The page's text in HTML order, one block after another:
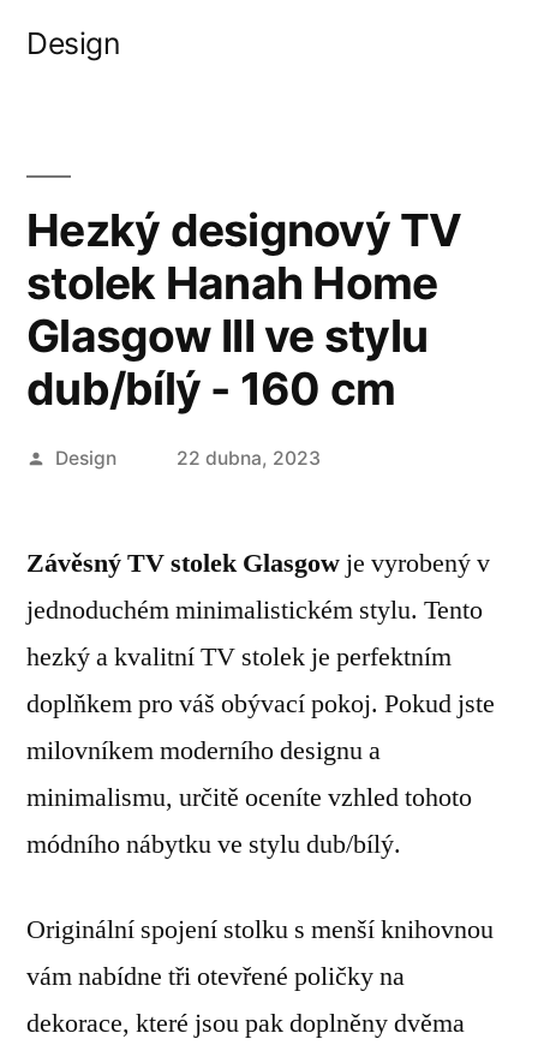
Design
Hezký designový TV
stolek Hanah Home
Glasgow III ve stylu
dub/bílý - 160 cm
Autor
Design 22 dubna, 2023
Závěsný TV stolek Glasgow je vyrobený v
jednoduchém minimalistickém stylu. Tento
hezký a kvalitní TV stolek je perfektním
doplňkem pro váš obývací pokoj. Pokud jste
milovníkem moderního designu a
minimalismu, určitě oceníte vzhled tohoto
módního nábytku ve stylu dub/bílý.
Originální spojení stolku s menší knihovnou
vám nabídne tři otevřené poličky na
dekorace, které jsou pak doplněny dvěma